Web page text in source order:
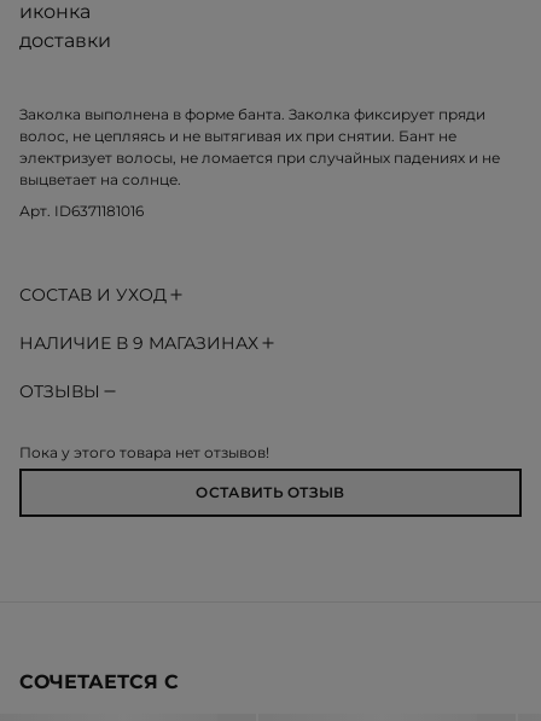
Заколка выполнена в форме банта. Заколка фиксирует пряди
волос, не цепляясь и не вытягивая их при снятии. Бант не
электризует волосы, не ломается при случайных падениях и не
выцветает на солнце.
Арт. ID6371181016
СОСТАВ И УХОД
НАЛИЧИЕ В 9 МАГАЗИНАХ
ОТЗЫВЫ
Пока у этого товара нет отзывов!
ОСТАВИТЬ ОТЗЫВ
СОЧЕТАЕТСЯ С